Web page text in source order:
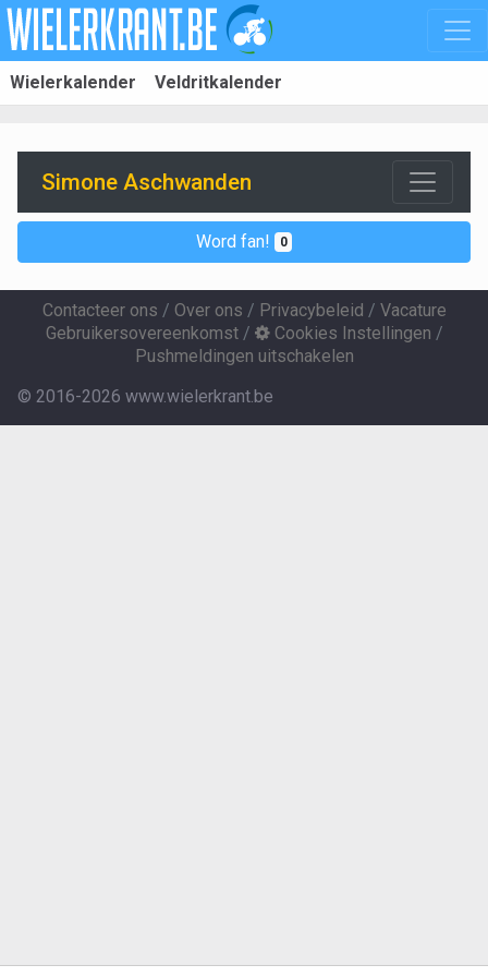
Wielerkalender Veldritkalender
Simone Aschwanden
Word fan! 0
Contacteer ons / Over ons / Privacybeleid / Vacature
Gebruikersovereenkomst/ Cookies Instellingen /
Pushmeldingen uitschakelen
© 2016-2026 www.wielerkrant.be